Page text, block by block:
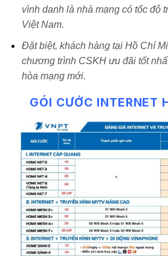
vình danh là nhà mạng có tốc độ
Việt Nam.
Đặt biệt, khách hàng tại Hồ Chí
chương trình CSKH ưu đãi tốt
hòa mạng mới.
GÓI CƯỚC INTERNET